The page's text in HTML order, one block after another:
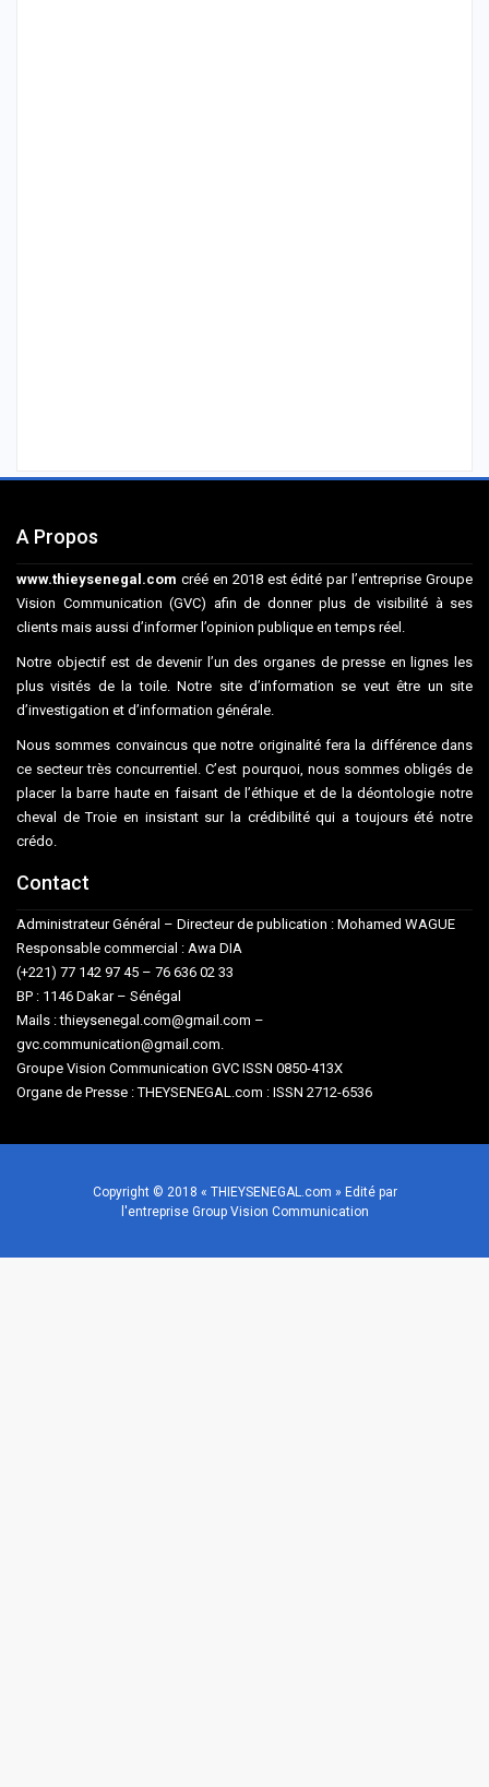
A Propos
www.thieysenegal.com créé en 2018 est édité par l’entreprise Groupe
Vision Communication (GVC) afin de donner plus de visibilité à ses
clients mais aussi d’informer l’opinion publique en temps réel.
Notre objectif est de devenir l’un des organes de presse en lignes les
plus visités de la toile. Notre site d’information se veut être un site
d’investigation et d’information générale.
Nous sommes convaincus que notre originalité fera la différence dans
ce secteur très concurrentiel. C’est pourquoi, nous sommes obligés de
placer la barre haute en faisant de l’éthique et de la déontologie notre
cheval de Troie en insistant sur la crédibilité qui a toujours été notre
crédo.
Contact
Administrateur Général – Directeur de publication : Mohamed WAGUE
Responsable commercial : Awa DIA
(+221) 77 142 97 45 – 76 636 02 33
BP : 1146 Dakar – Sénégal
Mails : thieysenegal.com@gmail.com –
gvc.communication@gmail.com.
Groupe Vision Communication GVC ISSN 0850-413X
Organe de Presse : THEYSENEGAL.com : ISSN 2712-6536
Copyright © 2018 « THIEYSENEGAL.com » Edité par
l'entreprise Group Vision Communication